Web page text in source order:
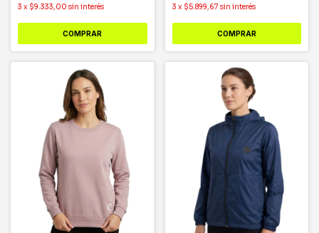
3 x $9.333,00 sin interés
COMPRAR
3 x $5.899,67 sin interés
COMPRAR